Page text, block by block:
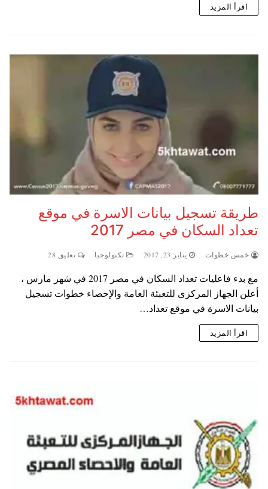
اقرأ المزيد
طريقة تسجيل بيانات الاسرة في موقع
تعداد السكان في مصر 2017
خمس خطوات يناير 23, 2017 تكنولوجيا تعليق 28
مع بدء فاعليات تعداد السكان في مصر 2017 في شهر مارس ،
أعلن الجهاز المركزى للتعبئة العامة والإحصاء خطوات تسجيل
بيانات الاسرة في موقع تعداد…
اقرأ المزيد